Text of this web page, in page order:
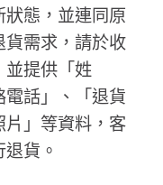
態，並連同原
貨需求，請於收
並提供「姓
話」、「退貨
片」等資料，客
貨。